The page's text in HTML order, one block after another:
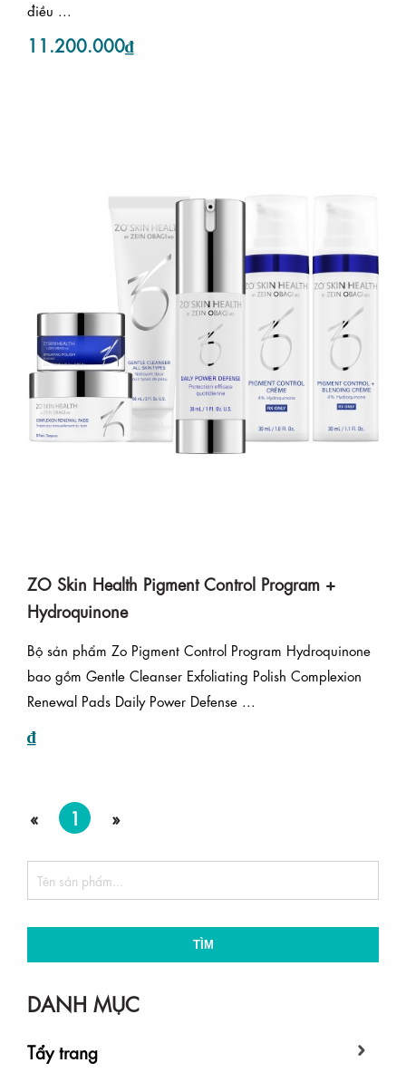
điều ...
11.200.000₫
ZO Skin Health Pigment Control Program +
Hydroquinone
Bộ sản phẩm Zo Pigment Control Program Hydroquinone
bao gồm Gentle Cleanser Exfoliating Polish Complexion
Renewal Pads Daily Power Defense ...
₫
« 1 »
TÌM
DANH MỤC
Tẩy trang